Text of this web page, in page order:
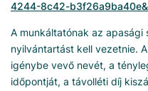
4244-8c42-
A munkáltatónak az
nyilvántartást kell vezetnie.
igénybe vevő nevét, a
időpontját, a távolléti díj